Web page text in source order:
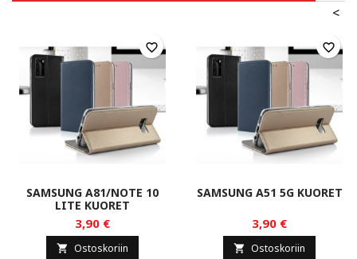
<
SAMSUNG A81/NOTE 10
LITE KUORET
3,90 €
 Ostoskoriin
favorite_border
SAMSUNG A51 5G KUORET
3,90 €
 Ostoskoriin
favorite_border